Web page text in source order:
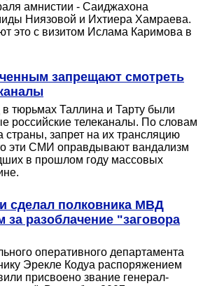
амнистии - Саиджахона
Ниязовой и Ихтиера Хамраева.
это с визитом Ислама Каримова в
запрещают смотреть
тюрьмах Таллина и Тарту были
российские телеканалы. По словам
запрет на их трансляцию
эти СМИ оправдывают вандализм
в прошлом году массовых
сделал полковника МВД
за разоблачение "заговора
оперативного департамента
Эрекле Кодуа распоряжением
присвоено звание генерал-